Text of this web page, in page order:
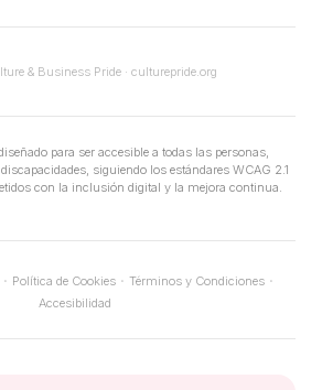
& Business Pride · culturepride.org
para ser accesible a todas las personas,
siguiendo los estándares WCAG 2.1
con la inclusión digital y la mejora continua.
· Política de Cookies · Términos y Condiciones ·
Accesibilidad